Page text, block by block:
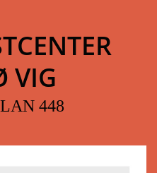
VIG
448